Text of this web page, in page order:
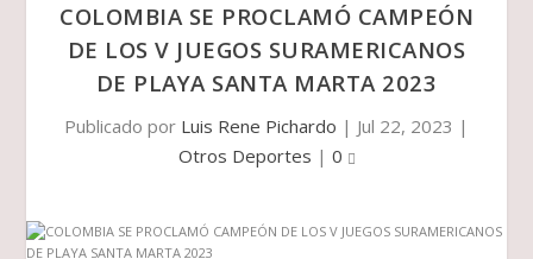
COLOMBIA SE PROCLAMÓ CAMPEÓN
DE LOS V JUEGOS SURAMERICANOS
DE PLAYA SANTA MARTA 2023
Publicado por Luis Rene Pichardo | Jul 22, 2023 |
Otros Deportes | 0